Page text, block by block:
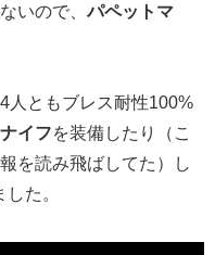
いので、パペットマ
人ともブレス耐性100%
イフを装備したり（こ
を読み飛ばしてた）し
た。